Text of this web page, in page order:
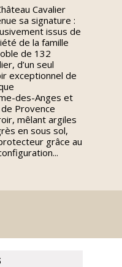
Cavalier
sa signature :
issus de
de la famille
de 132
d’un seul
exceptionnel de
des-Anges et
Provence
mêlant argiles
en sous sol,
grâce au